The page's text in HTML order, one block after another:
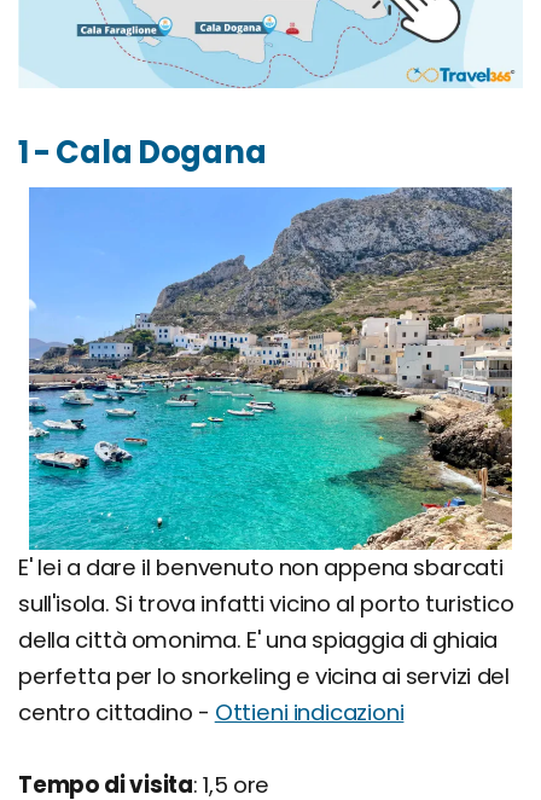
1 - Cala Dogana
E' lei a dare il benvenuto non appena sbarcati
sull'isola. Si trova infatti vicino al porto turistico
della città omonima. E' una spiaggia di ghiaia
perfetta per lo snorkeling e vicina ai servizi del
centro cittadino - Ottieni indicazioni
Tempo di visita: 1,5 ore